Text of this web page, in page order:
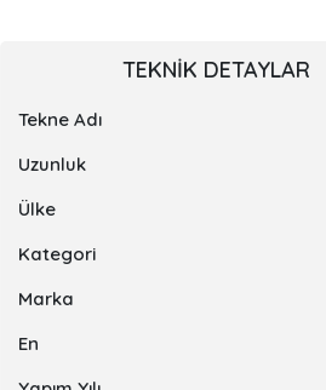
TEKNIK DETAYLAR
Tekne Adı
Uzunluk
Ülke
Kategori
Marka
En